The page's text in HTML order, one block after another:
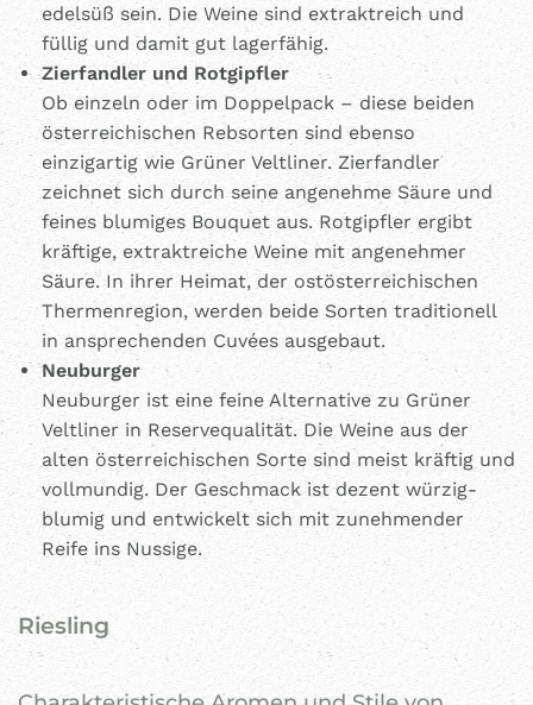
edelsüß sein. Die Weine sind extraktreich und
füllig und damit gut lagerfähig.
Zierfandler und Rotgipfler
Ob einzeln oder im Doppelpack – diese beiden
österreichischen Rebsorten sind ebenso
einzigartig wie Grüner Veltliner. Zierfandler
zeichnet sich durch seine angenehme Säure und
feines blumiges Bouquet aus. Rotgipfler ergibt
kräftige, extraktreiche Weine mit angenehmer
Säure. In ihrer Heimat, der ostösterreichischen
Thermenregion, werden beide Sorten traditionell
in ansprechenden Cuvées ausgebaut.
Neuburger
Neuburger ist eine feine Alternative zu Grüner
Veltliner in Reservequalität. Die Weine aus der
alten österreichischen Sorte sind meist kräftig und
vollmundig. Der Geschmack ist dezent würzig-
blumig und entwickelt sich mit zunehmender
Reife ins Nussige.
Riesling